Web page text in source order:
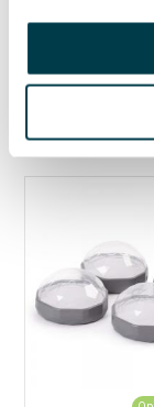
€ 89,95 incl.